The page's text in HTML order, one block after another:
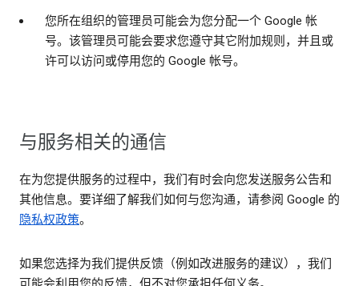
您所在组织的管理员可能会为您分配一个 Google 帐
号。该管理员可能会要求您遵守其它附加规则，并且或
许可以访问或停用您的 Google 帐号。
与服务相关的通信
在为您提供服务的过程中，我们有时会向您发送服务公告和
其他信息。要详细了解我们如何与您沟通，请参阅 Google 的
隐私权政策。
如果您选择为我们提供反馈（例如改进服务的建议），我们